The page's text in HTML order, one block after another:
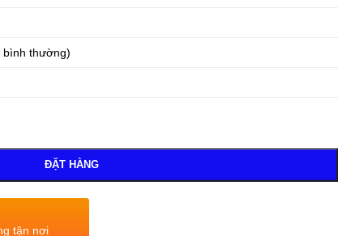
bình thường)
ĐẶT HÀNG
tận nơi